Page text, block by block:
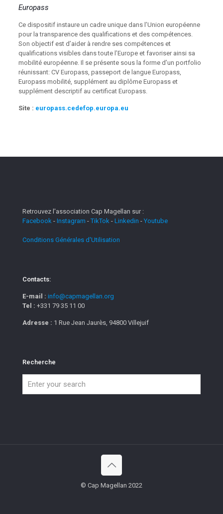
Europass
Ce dispositif instaure un cadre unique dans l’Union européenne
pour la transparence des qualifications et des compétences.
Son objectif est d’aider à rendre ses compétences et
qualifications visibles dans toute l’Europe et favoriser ainsi sa
mobilité européenne. Il se présente sous la forme d’un portfolio
réunissant: CV Europass, passeport de langue Europass,
Europass mobilité, supplément au diplôme Europass et
supplément descriptif au certificat Europass.
Site : europass.cedefop.europa.eu
Retrouvez l'association Cap Magellan sur :
Facebook - Instagram -TikTok - Linkedin - Youtube
Conditions Générales d'Utilisation
Contacts:
E-mail : info@capmagellan.org
Tel : +331 79 35 11 00
Adresse : 1 Rue Jean Jaurès, 94800 Villejuif
Recherche
© Cap Magellan 2022